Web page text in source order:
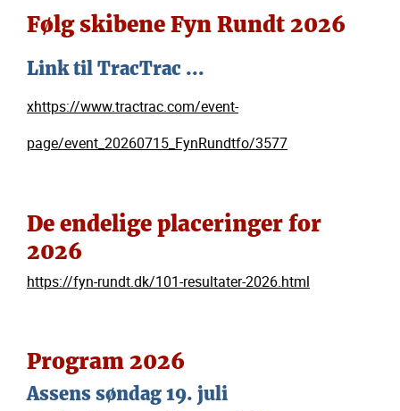
Følg skibene Fyn Rundt 2026
Link til TracTrac ...
xhttps://www.tractrac.com/event-
page/event_20260715_FynRundtfo/3577
De endelige placeringer for
2026
https://fyn-rundt.dk/101-resultater-2026.html
Program 2026
Assens søndag 19. juli